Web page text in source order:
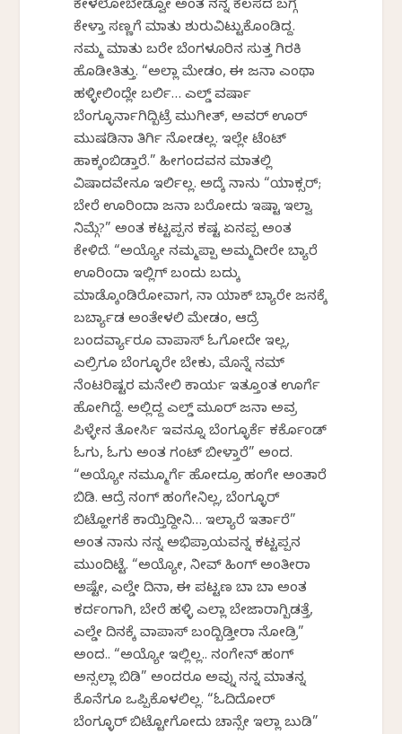
ಕೇಳಲೋಬೇಡ್ವೋ ಅಂತ ನನ್ನ ಕೆಲಸದ ಬಗ್ಗೆ
ಕೇಳ್ತಾ ಸಣ್ಣಗೆ ಮಾತು ಶುರುವಿಟ್ಟುಕೊಂಡಿದ್ದ.
ನಮ್ಮ ಮಾತು ಬರೇ ಬೆಂಗಳೂರಿನ ಸುತ್ತ ಗಿರಕಿ
ಹೊಡೀತಿತ್ತು. “ಅಲ್ಲಾ ಮೇಡಂ, ಈ ಜನಾ ಎಂಥಾ
ಹಳ್ಳೀಲಿಂದ್ಲೇ ಬರ್ಲಿ… ಎಲ್ಡ್ ವರ್ಷಾ
ಬೆಂಗ್ಳೂರ್ನಾಗಿದ್ಬಿಟ್ರೆ ಮುಗೀತ್, ಅವರ್ ಊರ್
ಮುಷಡಿನಾ ತಿರ್ಗಿ ನೋಡಲ್ಲ. ಇಲ್ಲೇ ಟೆಂಟ್
ಹಾಕ್ಕಂಬಿಡ್ತಾರೆ.” ಹೀಗಂದವನ ಮಾತಲ್ಲಿ
ವಿಷಾದವೇನೂ ಇರ್ಲಿಲ್ಲ. ಅದ್ಕೆ ನಾನು “ಯಾಕ್ಸರ್;
ಬೇರೆ ಊರಿಂದಾ ಜನಾ ಬರೋದು ಇಷ್ಟಾ ಇಲ್ವಾ
ನಿಮ್ಗೆ?” ಅಂತ ಕಟ್ಟಪ್ಪನ ಕಷ್ಟ ಏನಪ್ಪ ಅಂತ
ಕೇಳಿದೆ. “ಅಯ್ಯೋ ನಮ್ಮಪ್ಪಾ ಅಮ್ಮದೀರೇ ಬ್ಯಾರೆ
ಊರಿಂದಾ ಇಲ್ಲಿಗ್ ಬಂದು ಬದ್ಕು
ಮಾಡ್ಕೊಂಡಿರೋವಾಗ, ನಾ ಯಾಕ್ ಬ್ಯಾರೇ ಜನಕ್ಕೆ
ಬರ್ಬ್ಯಾಡ ಅಂತೇಳಲಿ ಮೇಡಂ, ಆದ್ರೆ
ಬಂದರ್ವ್ಯಾರೂ ವಾಪಾಸ್ ಓಗೋದೇ ಇಲ್ಲ,
ಎಲ್ರಿಗೂ ಬೆಂಗ್ಳೂರೇ ಬೇಕು, ಮೊನ್ನೆ ನಮ್
ನೆಂಟರಿಷ್ಟರ ಮನೇಲಿ ಕಾರ್ಯ ಇತ್ತೂಂತ ಊರ್ಗೆ
ಹೋಗಿದ್ದೆ. ಅಲ್ಲಿದ್ದ ಎಲ್ಡ್ ಮೂರ್ ಜನಾ ಅವ್ರ
ಪಿಳ್ಳೇನ ತೋರ್ಸಿ ಇವನ್ನೂ ಬೆಂಗ್ಳೂರ್ಕೆ ಕರ್ಕೊಂಡ್
ಓಗು, ಓಗು ಅಂತ ಗಂಟ್ ಬೀಳ್ತಾರೆ” ಅಂದ.
“ಅಯ್ಯೋ ನಮ್ಮೂರ್ಗೆ ಹೋದ್ರೂ ಹಂಗೇ ಅಂತಾರೆ
ಬಿಡಿ. ಆದ್ರೆ ನಂಗ್ ಹಂಗೇನಿಲ್ಲ, ಬೆಂಗ್ಳೂರ್
ಬಿಟ್ಹೋಗಕೆ ಕಾಯ್ತಿದ್ದೀನಿ… ಇಲ್ಯಾರೆ ಇರ್ತಾರೆ”
ಅಂತ ನಾನು ನನ್ನ ಅಭಿಪ್ರಾಯವನ್ನ ಕಟ್ಟಪ್ಪನ
ಮುಂದಿಟ್ಟೆ. “ಅಯ್ಯೋ, ನೀವ್ ಹಿಂಗ್ ಅಂತೀರಾ
ಅಷ್ಟೇ, ಎಲ್ಡೇ ದಿನಾ, ಈ ಪಟ್ಟಣ ಬಾ ಬಾ ಅಂತ
ಕರ್ದಂಗಾಗಿ, ಬೇರೆ ಹಳ್ಳಿ ಎಲ್ಲಾ ಬೇಜಾರಾಗ್ಬಿಡತ್ತೆ,
ಎಲ್ಡೇ ದಿನಕ್ಕೆ ವಾಪಾಸ್ ಬಂದ್ಬಿಡ್ತೀರಾ ನೋಡ್ರಿ”
ಅಂದ.. “ಅಯ್ಯೋ ಇಲ್ಲಿಲ್ಲ.. ನಂಗೇನ್ ಹಂಗ್
ಅನ್ಸಲ್ಲಾ ಬಿಡಿ” ಅಂದರೂ ಅವ್ನು ನನ್ನ ಮಾತನ್ನ
ಕೊನೆಗೂ ಒಪ್ಪಿಕೊಳಲಿಲ್ಲ. “ಓದಿದೋರ್
ಬೆಂಗ್ಳೂರ್ ಬಿಟ್ಟೋಗೋದು ಚಾನ್ಸೇ ಇಲ್ಲಾ ಬುಡಿ”